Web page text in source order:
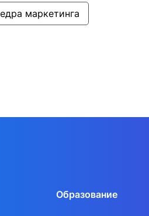
маркетинга
Образование